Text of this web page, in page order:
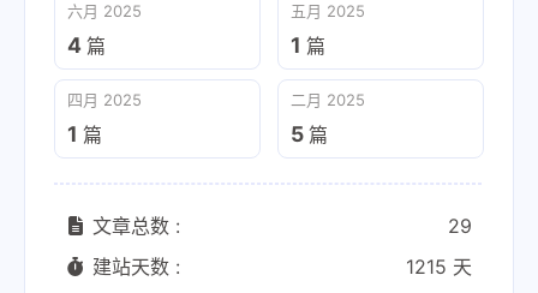
六月 2025
4 篇
五月 2025
1 篇
四月 2025
1 篇
二月 2025
5 篇
文章总数 :
29
建站天数 :
1215 天